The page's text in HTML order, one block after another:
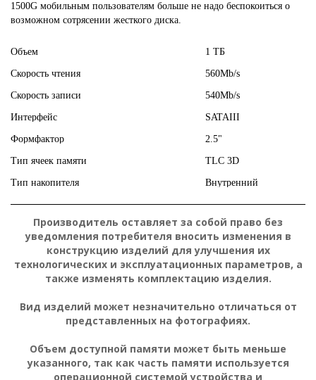
1500G мобильным пользователям больше не надо беспокоиться о
возможном сотрясении жесткого диска.
Объем 1 ТБ
Скорость чтения 560Mb/s
Скорость записи 540Mb/s
Интерфейс SATAIII
Формфактор 2.5"
Тип ячеек памяти TLC 3D
Тип накопителя Внутренний
Производитель оставляет за собой право без
уведомления потребителя вносить изменения в
конструкцию изделий для улучшения их
технологических и эксплуатационных параметров, а
также изменять комплектацию изделия.
Вид изделий может незначительно отличаться от
представленных на фотографиях.
Объем доступной памяти может быть меньше
указанного, так как часть памяти используется
операционной системой устройства и